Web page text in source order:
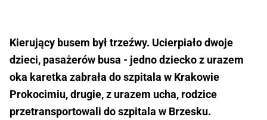
Kierujący busem był trzeźwy. Ucierpiało dwoje
dzieci, pasażerów busa - jedno dziecko z urazem
oka karetka zabrała do szpitala w Krakowie
Prokocimiu, drugie, z urazem ucha, rodzice
przetransportowali do szpitala w Brzesku.